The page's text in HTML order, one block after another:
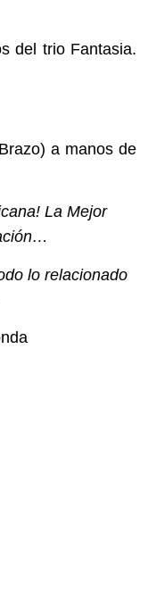
del trio Fantasia.
a manos de
La Mejor
lo relacionado